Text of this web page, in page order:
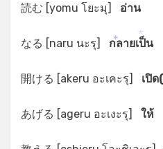
読む [yomu โยะมุ] อ่าน
なる [naru นะรุ] กลายเป็น
開ける [akeru อะเคะรุ] เปิ
あげる [ageru อะเงะรุ] ให้
*